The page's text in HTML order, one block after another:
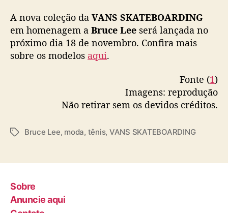
A nova coleção da VANS SKATEBOARDING
em homenagem a Bruce Lee será lançada no
próximo dia 18 de novembro. Confira mais
sobre os modelos aqui.
Fonte (1)
Imagens: reprodução
Não retirar sem os devidos créditos.
T
s
Bruce Lee, moda, tênis, VANS SKATEBOARDING
Sobre
Anuncie aqui